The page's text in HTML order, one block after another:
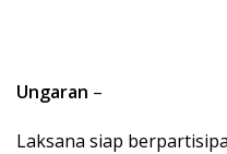
Ungaran –
Laksana siap